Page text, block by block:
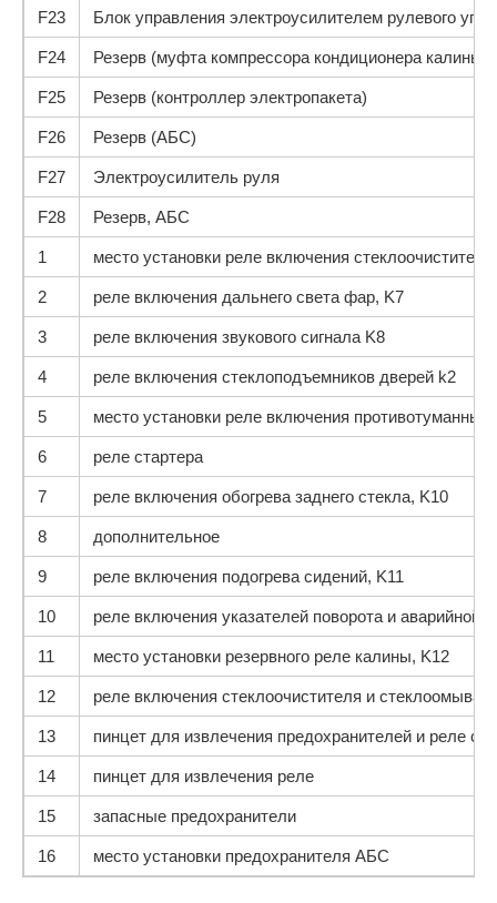
F23 Блок управления электроусилителем рулево­го
F24 Резерв (муфта компрессора кондиционера калины)
F25 Резерв (контроллер электропакета)
F26 Резерв (АБС)
F27 Электроусилитель руля
F28 Резерв, АБС
1 место установки реле включе­ния
2 реле включения дальнего света фар, K7
3 реле включения звукового сигнала K8
4 реле включения стеклоподъемни­ков дверей k2
5 место установки реле включения
6 реле стартера
7 реле вклю­чения обогрева заднего стекла, K10
8 дополнительное
9 реле включения подогрева сидений, K11
10 реле включения указателей пово­рота и аварийной
11 место установки резервного реле калины, K12
12 реле включения стеклоочис­тителя и
13 пинцет для извлечения предохранителей и реле с
14 пинцет для извлечения реле
15 запасные предохранители
16 ме­сто установки предохранителя АБС